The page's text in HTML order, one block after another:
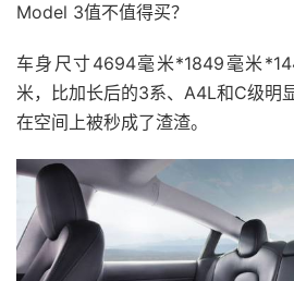
Model 3值不值得买？
车身尺寸4694毫米*1849毫米
米，比加长后的3系、A4L和C级明
在空间上被秒成了渣渣。